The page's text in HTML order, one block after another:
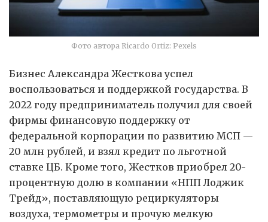
Фото автора Ricardo Ortiz: Pexels
Бизнес Александра Жесткова успел
воспользоваться и поддержкой государства. В
2022 году предприниматель получил для своей
фирмы финансовую поддержку от
федеральной корпорации по развитию МСП —
20 млн рублей, и взял кредит по льготной
ставке ЦБ. Кроме того, Жестков приобрел 20-
процентную долю в компании «НПП Лоджик
Трейд», поставляющую рециркуляторы
воздуха, термометры и прочую мелкую